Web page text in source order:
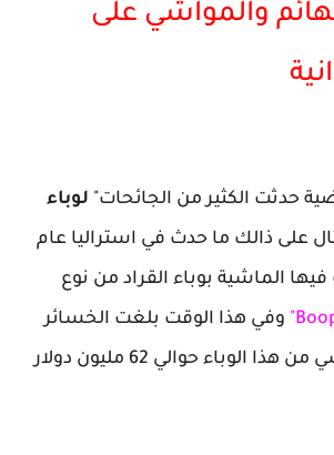
والمواشي على
حدثت الكثير من الجائحات" لوباء
على ذالك ما حدث في استراليا عام
فيها الماشية بوباء القراد من نوع
وفي هذا الوقت بلغت الخسائر
الناتجة في المواشي من هذا الوباء حوالي 62 مليون دولار